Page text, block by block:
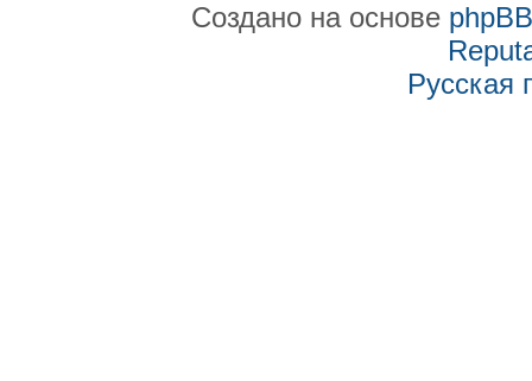
Создано на основе phpBB
Русская